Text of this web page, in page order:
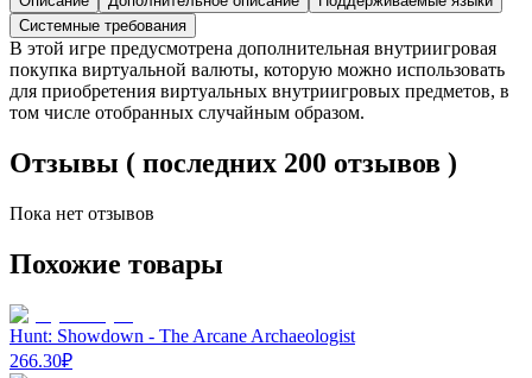
Системные требования
В этой игре предусмотрена дополнительная внутриигровая
покупка виртуальной валюты, которую можно использовать
для приобретения виртуальных внутриигровых предметов, в
том числе отобранных случайным образом.
Отзывы ( последних 200 отзывов )
Пока нет отзывов
Похожие товары
Hunt: Showdown - The Arcane Archaeologist
266.30₽